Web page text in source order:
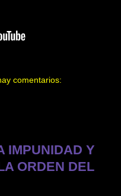
comentarios:
IMPUNIDAD Y
ORDEN DEL